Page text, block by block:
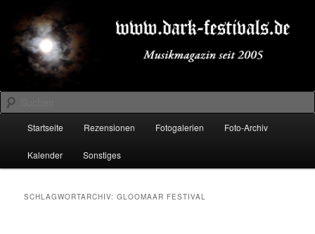
primären
Inhalt
springen
sekundären
Inhalt
springenDARK-FESTIVALS.DE
Suchen
Startseite Rezensionen Fotogalerien Foto-Archiv
Kalender Sonstiges
SCHLAGWORTARCHIV:GLOOMAAR FESTIVAL